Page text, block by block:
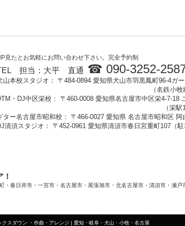
見たとお気軽にお問い合わせ下さい。完全予約制
担当：大平 直通 ☎ 090-3252-
山本校スタジオ： 〒484-0894 愛知県犬山市羽黒鳳町96-4ガ
（名鉄小
・DJ中区栄校： 〒460-0008 愛知県名古屋市中区栄4-7-18
（栄
ター名古屋市昭和校： 〒466-0027 愛知県 名古屋市昭和区
清須スタジオ： 〒452-0961 愛知県清須市春日宮重町107（駐
春日井市・一宮市・名古屋市・尾張旭市・北名古屋市・清須市・瀬戸
スダウン ・作曲・アレンジ | 愛知・岐阜・犬山・小牧・名古屋